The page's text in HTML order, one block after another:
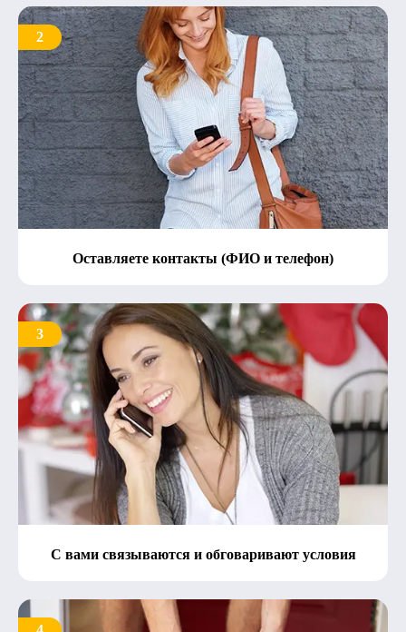
2
Оставляете контакты (ФИО и телефон)
3
С вами связываются и обговаривают условия